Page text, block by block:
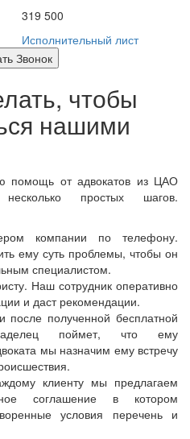
319 500
Исполнительный лист
Звонок
чтобы
нашими
помощь от адвокатов из ЦАО
несколько простых шагов.
компании по телефону.
ему суть проблемы, чтобы он
специалистом.
Наш сотрудник оперативно
и даст рекомендации.
после полученной бесплатной
поймет, что ему
мы назначим ему встречу
клиенту мы предлагаем
соглашение в котором
условия перечень и